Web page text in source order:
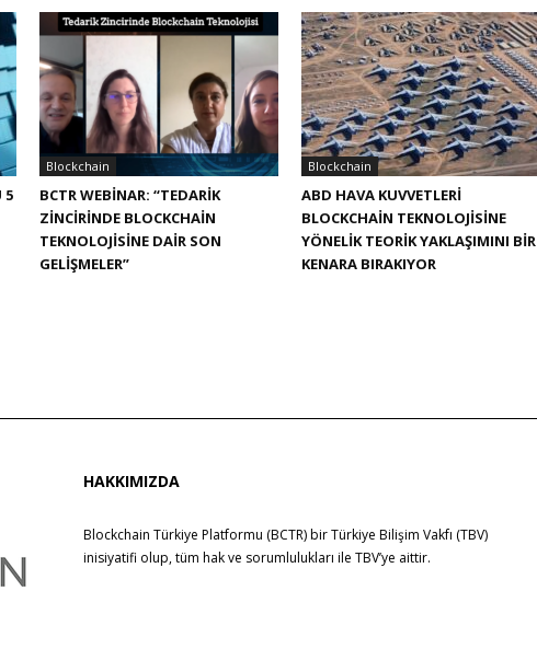
5
Blockchain
BCTR WEBINAR: “TEDARIK
ZINCIRINDE BLOCKCHAIN
TEKNOLOJISINE DAIR SON
GELIŞMELER”
Blockchain
ABD HAVA KUVVETLERI
BLOCKCHAIN TEKNOLOJISINE
YÖNELIK TEORIK YAKLAŞIMINI BIR
KENARA BIRAKIYOR
HAKKIMIZDA
Blockchain Türkiye Platformu (BCTR) birTürkiye Bilişim Vakfı (TBV)
inisiyatifi olup, tüm hak ve sorumlulukları ile TBV’ye aittir.